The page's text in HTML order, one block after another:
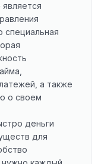
специальная
а также
о своем
деньги
для